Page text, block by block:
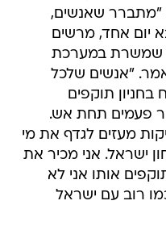
"מתברר שאנשים,
יום אחד, מרשים
שמשרת במערכת
"אנשים שלכל
תוקפים
פעמים תחת אש.
מעזים לגדף את מי
ישראל. אני מכיר את
אותו אני לא
רוב עם ישראל